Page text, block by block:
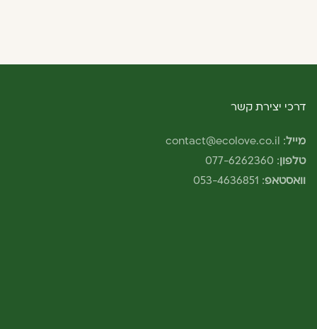
דרכי יצירת קשר
מייל:
contact@ecolove.co.il
טלפון :
077-6262360
וואסטאפ:
053-4636851